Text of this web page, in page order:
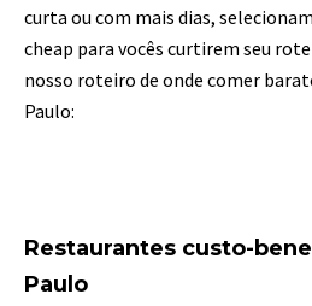
curta ou com mais dias,
cheap para vocês curtirem seu
nosso roteiro de onde comer
Paulo:
Restaurantes custo-
Paulo